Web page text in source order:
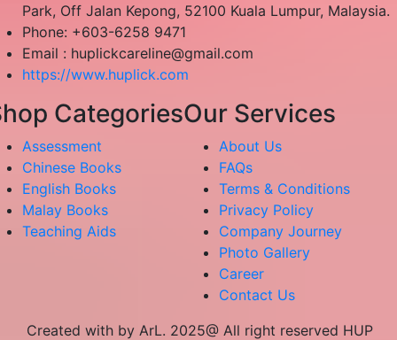
Park, Off Jalan Kepong, 52100 Kuala Lumpur, Malaysia.
Phone: +603-6258 9471
Email : huplickcareline@gmail.com
https://www.huplick.com
Categories
Assessment
Chinese Books
English Books
Malay Books
Teaching Aids
Our Services
About Us
FAQs
Terms & Conditions
Privacy Policy
Company Journey
Photo Gallery
Career
Contact Us
Created with by ArL. 2025@ All right reserved HUP